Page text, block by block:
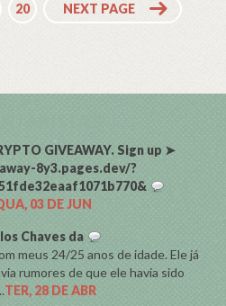
20 NEXT PAGE
GIVEAWAY. Sign up ➤
8y3.pages.dev/?
03 DE JUN
Chaves da
meus 24/25 anos de idade. Ele já
rumores de que ele havia sido
TER, 28 DE ABR